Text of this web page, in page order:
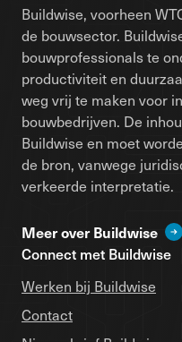
Buildwise, voorheen
de bouwsector.
bouwprofessionals te
productiviteit en
weg vrij te maken voor
bouwbedrijven. De
Buildwise en moet
de bron, vanwege
verkeerde interpretatie.
Meer over Buildwise
Connect met Buildwise
Werken bij Buildwise
Contact